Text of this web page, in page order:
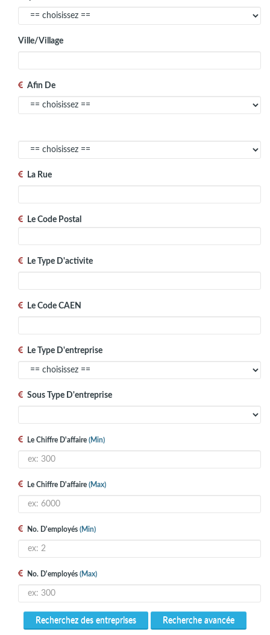
Ville/village
Afin De
La Rue
Le Code Postal
Le Type D'activite
Le Code CAEN
Le Type D'entreprise
Sous Type D'entreprise
Le Chiffre D'affaire (min)
Le Chiffre D'affaire (max)
No. D'employés (min)
No. D'employés (max)
Recherchez des entreprises Recherche avancée